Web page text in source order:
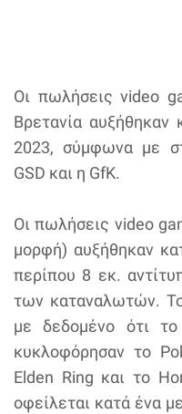
Οι πωλήσεις video
Βρετανία
2023, σύμφωνα με
GSD και η GfK.
Οι πωλήσεις video
μορφή) αυξήθηκαν
περίπου 8 εκ.
των καταναλωτών. Το
με δεδομένο ότι
κυκλοφόρησαν το
Elden Ring και το
οφείλεται κατά ένα